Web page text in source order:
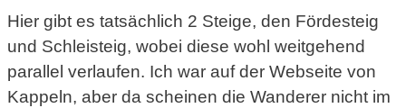
Hier gibt es tatsächlich 2 Steige, den Fördesteig
und Schleisteig, wobei diese wohl weitgehend
parallel verlaufen. Ich war auf der Webseite von
Kappeln, aber da scheinen die Wanderer nicht im